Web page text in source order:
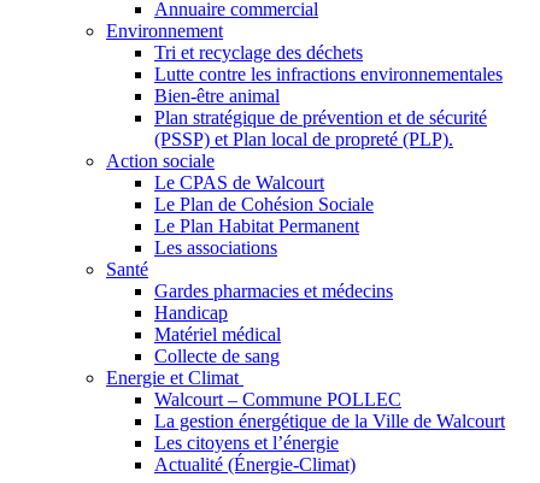
Annuaire commercial
Environnement
Tri et recyclage des déchets
Lutte contre les infractions environnementales
Bien-être animal
Plan stratégique de prévention et de sécurité
(PSSP) et Plan local de propreté (PLP).
Action sociale
Le CPAS de Walcourt
Le Plan de Cohésion Sociale
Le Plan Habitat Permanent
Les associations
Santé
Gardes pharmacies et médecins
Handicap
Matériel médical
Collecte de sang
Energie et Climat
Walcourt – Commune POLLEC
La gestion énergétique de la Ville de Walcourt
Les citoyens et l’énergie
Actualité (Énergie-Climat)